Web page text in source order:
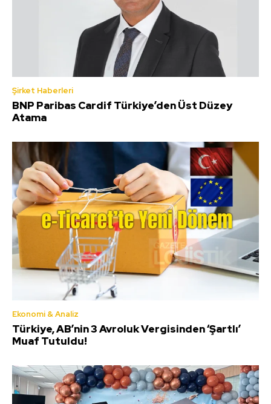
Şirket Haberleri
BNP Paribas Cardif Türkiye’den Üst Düzey
Atama
Ekonomi & Analiz
Türkiye, AB’nin 3 Avroluk Vergisinden ‘Şartlı’
Muaf Tutuldu!